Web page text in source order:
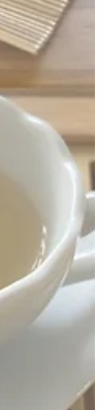
ません。 日常
負担が積み重
──このサング
ことに改めて
ているのは当